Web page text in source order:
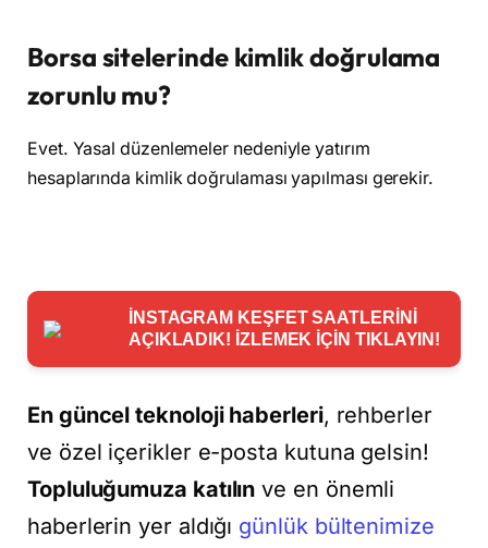
Borsa sitelerinde kimlik doğrulama
zorunlu mu?
Evet. Yasal düzenlemeler nedeniyle yatırım
hesaplarında kimlik doğrulaması yapılması gerekir.
İNSTAGRAM KEŞFET SAATLERİNİ
AÇIKLADIK! İZLEMEK İÇİN TIKLAYIN!
En güncel teknoloji haberleri, rehberler
ve özel içerikler e-posta kutuna gelsin!
Topluluğumuza katılın ve en önemli
haberlerin yer aldığı günlük bültenimize